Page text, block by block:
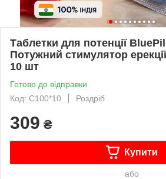
Таблетки для потенції
Потужний стимулятор
10 шт
Готово до відправки
Код: C100*10
Роздріб
309 ₴
Купити
або